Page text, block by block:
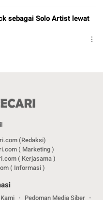
sebagai Solo Artist lewat
(Redaksi)
( Marketing )
( Kerjasama )
( Informasi )
Pedoman Media Siber